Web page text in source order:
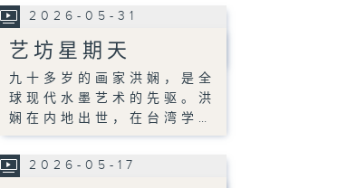
2026-05-31
艺坊星期天
九十多岁的画家洪娴，是全
球现代水墨艺术的先驱。洪
娴在内地出世，在台湾学…
2026-05-17